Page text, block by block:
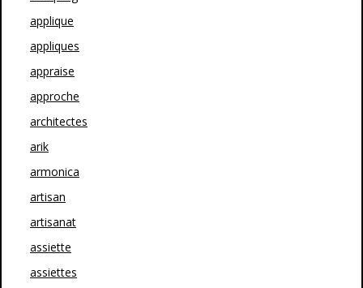
applique
appliques
appraise
approche
architectes
arik
armonica
artisan
artisanat
assiette
assiettes